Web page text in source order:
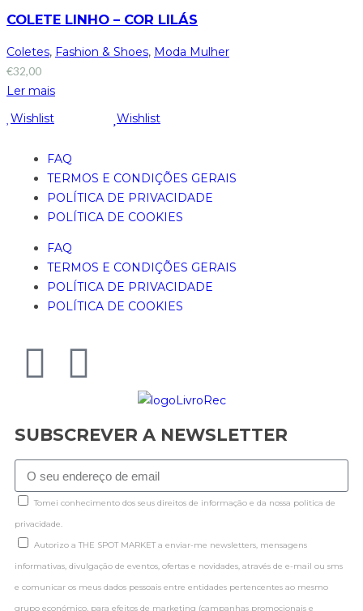
COLETE LINHO – COR LILÁS
Coletes, Fashion & Shoes, Moda Mulher
€32,00
Ler mais
Wishlist
Wishlist
FAQ
TERMOS E CONDIÇÕES GERAIS
POLÍTICA DE PRIVACIDADE
POLÍTICA DE COOKIES
FAQ
TERMOS E CONDIÇÕES GERAIS
POLÍTICA DE PRIVACIDADE
POLÍTICA DE COOKIES
SUBSCREVER A NEWSLETTER
Tomei conhecimento dos seus direitos de informação e da nossa politica de
privacidade.
Autorizo a THE SPOT MARKET a enviar-me newsletters, mensagens
informativas, divulgação de eventos, ofertas e novidades, através de e-mail ou sms
e comunicar os meus dados pessoais entre entidades pertencentes ao mesmo
grupo económico, para efeitos de marketing (campanhas promocionais e